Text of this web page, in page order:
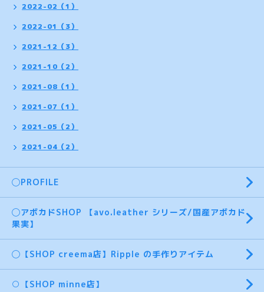
2022-02（1）
2022-01（3）
2021-12（3）
2021-10（2）
2021-08（1）
2021-07（1）
2021-05（2）
2021-04（2）
◯PROFILE
◯アボカドSHOP 【avo.leather シリーズ/国産アボカド
果実】
◯【SHOP creema店】Ripple の手作りアイテム
○【SHOP minne店】